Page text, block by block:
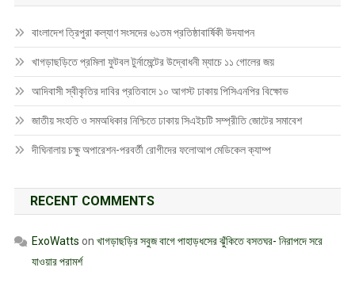
বাংলাদেশ ত্রিপুরা কল্যাণ সংসদের ৬১তম প্রতিষ্ঠাবার্ষিকী উদযাপন
খাগড়াছড়িতে প্রমিলা ফুটবল টুর্নামেন্টের উদ্বোধনী ম্যাচে ১১ গোলের জয়
আদিবাসী স্বীকৃতির দাবির প্রতিবাদে ১০ আগস্ট ঢাকায় পিসিএনপির বিক্ষোভ
জাতীয় সংহতি ও সমঅধিকার নিশ্চিতে ঢাকায় সিএইচটি সম্প্রীতি জোটের সমাবেশ
দীঘিনালায় চক্ষু অপারেশন-পরবর্তী রোগীদের ফলোআপ মেডিকেল ক্যাম্প
RECENT COMMENTS
ExoWatts on খাগড়াছড়ির সবুজ বাগে পাহাড়ধসের ঝুঁকিতে বসতঘর- নিরাপদে সরে
যাওয়ার পরামর্শ